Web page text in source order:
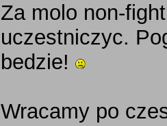
Za molo non-
uczestniczyc.
bedzie!
Wracamy po